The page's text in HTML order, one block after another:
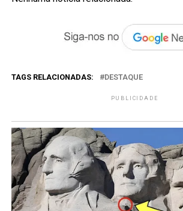
TAGS RELACIONADAS: DESTAQUE
PUBLICIDADE